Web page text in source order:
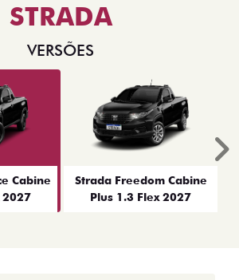
STRADA
VERSÕES
Cabine
2027
Strada Freedom Cabine
Plus 1.3 Flex 2027